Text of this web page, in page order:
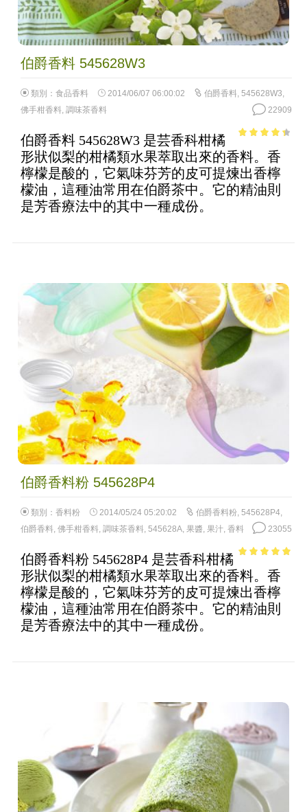
伯爵香料 545628W3
類別： 食品香料 2014/06/07 06:00:02 伯爵香料, 545628W3,
佛手柑香料, 調味茶香料 22909
of 5
伯爵香料 545628W3 是芸香科柑橘
形狀似梨的柑橘類水果萃取出來的香料。香
檸檬是酸的，它氣味芬芳的皮可提煉出香檸
檬油，這種油常用在伯爵茶中。它的精油則
是芳香療法中的其中一種成份。
伯爵香料粉 545628P4
類別： 香料粉 2014/05/24 05:20:02 伯爵香料粉, 545628P4,
伯爵香料 佛手柑香料 調味茶香料 545628A, 果醬 果汁, 香料 23055
5
伯爵香料粉 545628P4 是芸香科柑橘
形狀似梨的柑橘類水果萃取出來的香料。香
檸檬是酸的，它氣味芬芳的皮可提煉出香檸
檬油，這種油常用在伯爵茶中。它的精油則
是芳香療法中的其中一種成份。